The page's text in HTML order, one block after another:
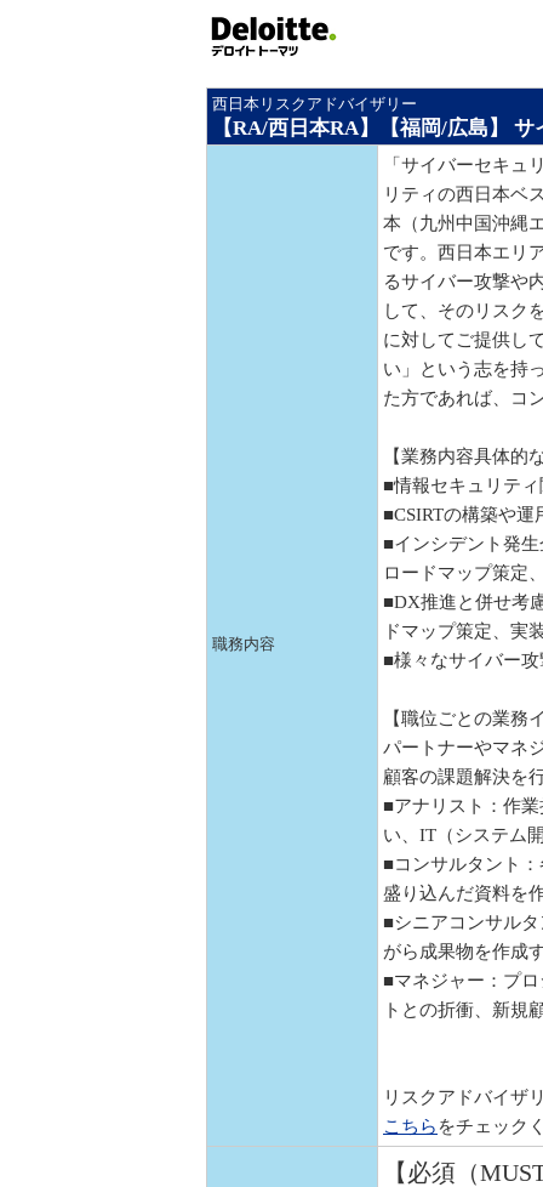
西日本リスクアドバイザリー
【RA/西日本RA】【福岡/広島】
職務内容
「サイバーセキュ
リティの西日本ベ
本（九州中国沖縄
です。西日本エリ
るサイバー攻撃や
して、そのリスク
に対してご提供し
い」という志を持
た方であれば、コ
【業務内容具体的
■情報セキュリテ
■CSIRTの構築や
■インシデント発
ロードマップ策定
■DX推進と併せ考
ドマップ策定、実
■様々なサイバー
【職位ごとの業務
パートナーやマネ
顧客の課題解決を
■アナリスト：作
い、IT（システム
■コンサルタント
盛り込んだ資料を
■シニアコンサル
がら成果物を作成
■マネジャー：プ
トとの折衝、新規
リスクアドバイザ
こちら をチェック
【必須（